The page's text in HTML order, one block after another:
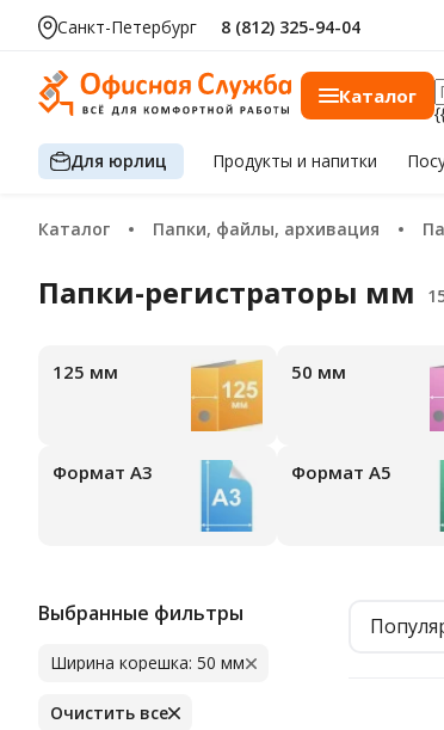
Санкт-Петербург 8 (812) 325-94-04
Каталог
Для юрлиц Продуктыи напитки
Каталог Папки, файлы, архивация
Папки-регистраторы мм
125 мм 50 мм
Формат А3 Формат А5
Выбранные фильтры
Ширина корешка: 50 мм
Очистить все